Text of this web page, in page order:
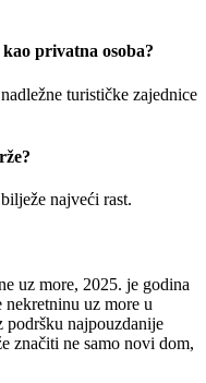
privatna osoba?
turističke zajednice
najveći rast.
uz more, 2025. je godina
uz more u
najpouzdanije
značiti ne samo novi dom,